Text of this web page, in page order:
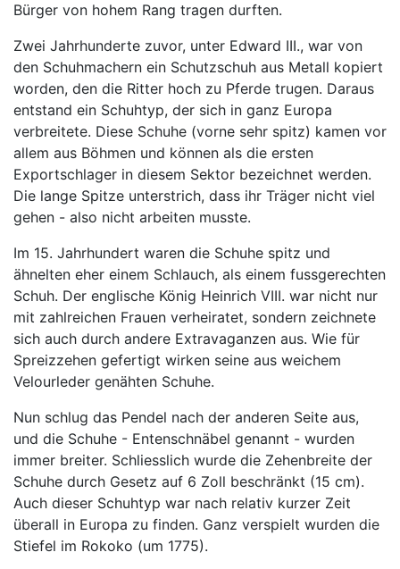
Bürger von hohem Rang tragen durften.
Zwei Jahrhunderte zuvor, unter Edward III., war von
den Schuhmachern ein Schutzschuh aus Metall kopiert
worden, den die Ritter hoch zu Pferde trugen. Daraus
entstand ein Schuhtyp, der sich in ganz Europa
verbreitete. Diese Schuhe (vorne sehr spitz) kamen vor
allem aus Böhmen und können als die ersten
Exportschlager in diesem Sektor bezeichnet werden.
Die lange Spitze unterstrich, dass ihr Träger nicht viel
gehen - also nicht arbeiten musste.
Im 15. Jahrhundert waren die Schuhe spitz und
ähnelten eher einem Schlauch, als einem fussgerechten
Schuh. Der englische König Heinrich VIII. war nicht nur
mit zahlreichen Frauen verheiratet, sondern zeichnete
sich auch durch andere Extravaganzen aus. Wie für
Spreizzehen gefertigt wirken seine aus weichem
Velourleder genähten Schuhe.
Nun schlug das Pendel nach der anderen Seite aus,
und die Schuhe - Entenschnäbel genannt - wurden
immer breiter. Schliesslich wurde die Zehenbreite der
Schuhe durch Gesetz auf 6 Zoll beschränkt (15 cm).
Auch dieser Schuhtyp war nach relativ kurzer Zeit
überall in Europa zu finden. Ganz verspielt wurden die
Stiefel im Rokoko (um 1775).